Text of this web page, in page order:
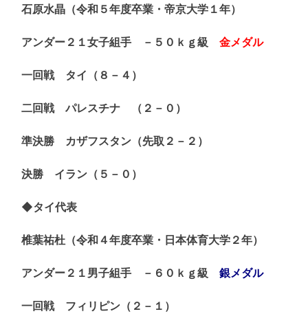
石原水晶（令和５年度卒業・帝京大学１年）
アンダー２１女子組手 －５０ｋｇ級 金メダル
一回戦 タイ（８－４）
二回戦 パレスチナ （２－０）
準決勝 カザフスタン（先取２－２）
決勝 イラン（５－０）
◆タイ代表
椎葉祐杜（令和４年度卒業・日本体育大学２年）
アンダー２１男子組手 －６０ｋｇ級 銀メダル
一回戦 フィリピン（２－１）